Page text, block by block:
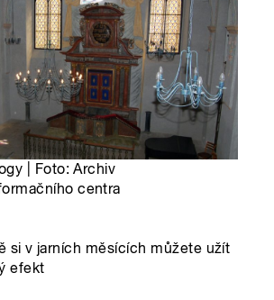
| Foto: Archiv
centra
si v jarních měsících můžete užít
efekt